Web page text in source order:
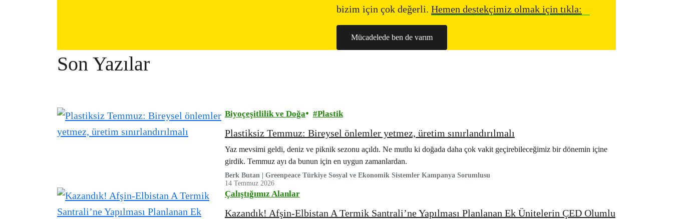
bizim için çok değerli. Hemen destekçimiz olmak için tıkla:
Mücadelede ben de varım
Son Yazılar
Biyoçeşitlilik ve Doğa Plastik
Plastiksiz Temmuz: Bireysel önlemler yetmez, üretim sınırlandırılmalı
Yaz mevsimi geldi, deniz ve piknik sezonu açıldı. Ne mutlu ki doğada daha çok vakit geçirebileceğimiz bir dönemin içine
girdik. Temmuz ayı da bunun için en uygun zamanlardan.
Berk Butan | Greenpeace Türkiye Sosyal ve Ekonomik Sistemler Kampanya Sorumlusu
14 Temmuz 2026
Çalıştığımız Alanlar
Kazandık! Afşin-Elbistan A Termik Santrali’ne Yapılması Planlanan Ek Ünitelerin ÇED Olumlu